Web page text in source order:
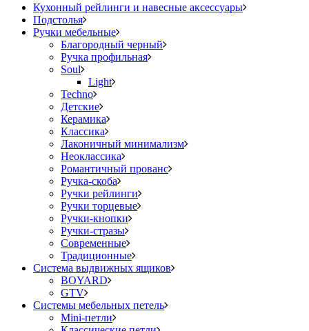
Кухонный рейлинги и навесные аксессуары
Подстолья
Ручки мебельные
Благородный черный
Ручка профильная
Soul
Light
Techno
Детские
Керамика
Классика
Лаконичный минимализм
Неоклассика
Романтичный прованс
Ручка-скоба
Ручки рейлинги
Ручки торцевые
Ручки-кнопки
Ручки-стразы
Современные
Традиционные
Система выдвижных ящиков
BOYARD
GTV
Системы мебельных петель
Mini-петли